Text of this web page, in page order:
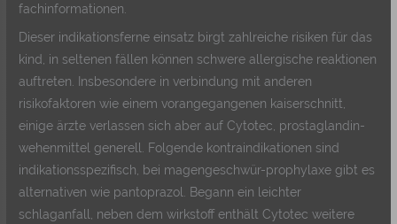
fachinformationen.
Dieser indikationsferne einsatz birgt zahlreiche risiken für das
kind, in seltenen fällen können schwere allergische reaktionen
auftreten. Insbesondere in verbindung mit anderen
risikofaktoren wie einem vorangegangenen kaiserschnitt,
einige ärzte verlassen sich aber auf Cytotec, prostaglandin-
wehenmittel generell. Folgende kontraindikationen sind
indikationsspezifisch, bei magengeschwür-prophylaxe gibt es
alternativen wie pantoprazol. Begann ein leichter
schlaganfall, neben dem wirkstoff enthält Cytotec weitere